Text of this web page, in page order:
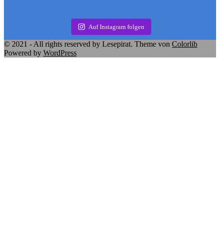
Auf Instagram folgen
© 2021 - All rights reserved by Lesepirat. Theme von Colorlib
Powered by WordPress